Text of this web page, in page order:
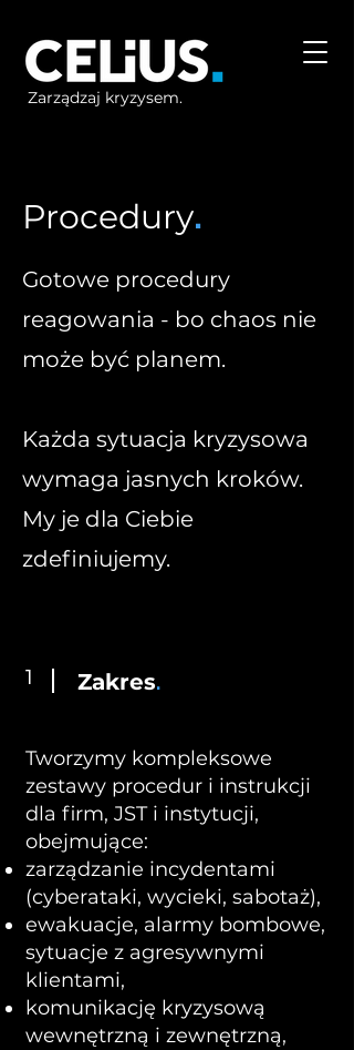
Zarządzaj kryzysem.
Procedury.
Gotowe procedury
reagowania - bo chaos nie
może być planem.
Każda sytuacja kryzysowa
wymaga jasnych kroków.
My je dla Ciebie
zdefiniujemy.
1 Zakres.
Tworzymy kompleksowe
zestawy procedur i instrukcji
dla firm, JST i instytucji,
obejmujące:
zarządzanie incydentami
(cyberataki, wycieki, sabotaż),
ewakuacje, alarmy bombowe,
sytuacje z agresywnymi
klientami,
komunikację kryzysową
wewnętrzną i zewnętrzną,